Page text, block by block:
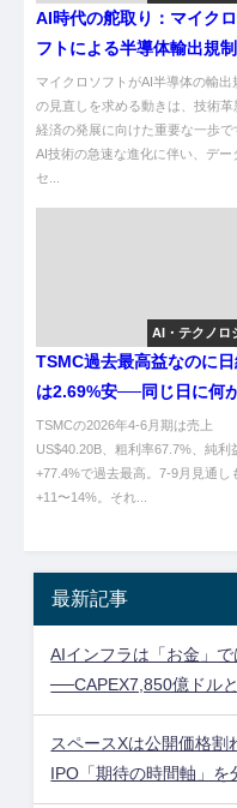
AI時代の舵取り：マイク
フトによる半導体輸出規
の挑戦
マイクロソフトがAI半導体の輸出
の見直しを求める動きは、技術革
経済の発展に向けた重要な一歩で
AI技術の急速な進化に伴い、デー
セ...
AI・テクノロ
TSMC過去最高益なのに
は2.69%安──同じ日に何
れ違ったのか
TSMCの2026年4-6月期は売上
US$40.20B、粗利率67.7%、純利
+77.4%で過去最高。7-9月見通し
+11〜14%。それ...
最新記事
AIインフラは「お金」
──CAPEX7,850億ドル
スペースXは公開価格
IPO「期待の時間軸」を